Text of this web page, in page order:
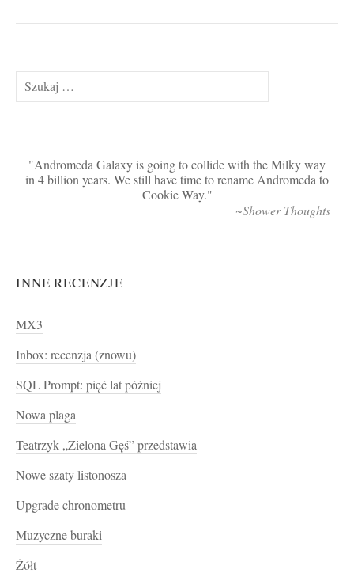
Szukaj:
Andromeda Galaxy is going to collide with the Milky way
in 4 billion years. We still have time to rename Andromeda to
Cookie Way.
~Shower Thoughts
INNE RECENZJE
MX3
Inbox: recenzja (znowu)
SQL Prompt: pięć lat później
Nowa plaga
Teatrzyk „Zielona Gęś” przedstawia
Nowe szaty listonosza
Upgrade chronometru
Muzyczne buraki
Żółt